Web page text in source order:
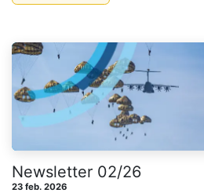
Newsletter 02/26
23 feb. 2026